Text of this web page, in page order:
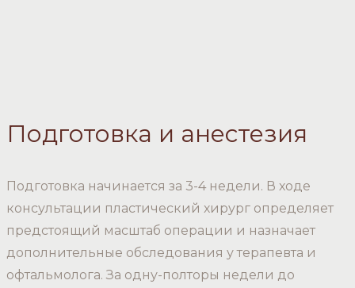
Подготовка и анестезия
Подготовка начинается за 3-4 недели. В ходе
консультации пластический хирург определяет
предстоящий масштаб операции и назначает
дополнительные обследования у терапевта и
офтальмолога. За одну-полторы недели до